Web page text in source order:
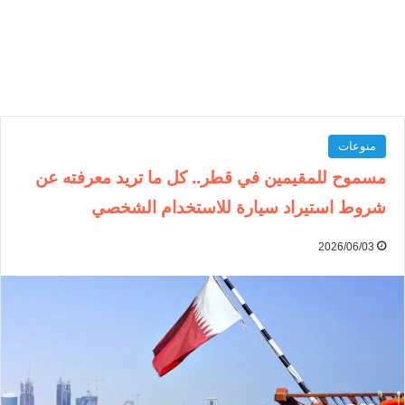
منوعات
مسموح للمقيمين في قطر.. كل ما تريد معرفته عن
شروط استيراد سيارة للاستخدام الشخصي
2026/06/03